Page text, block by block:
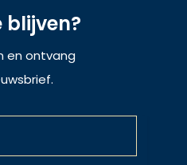
blijven?
en ontvang